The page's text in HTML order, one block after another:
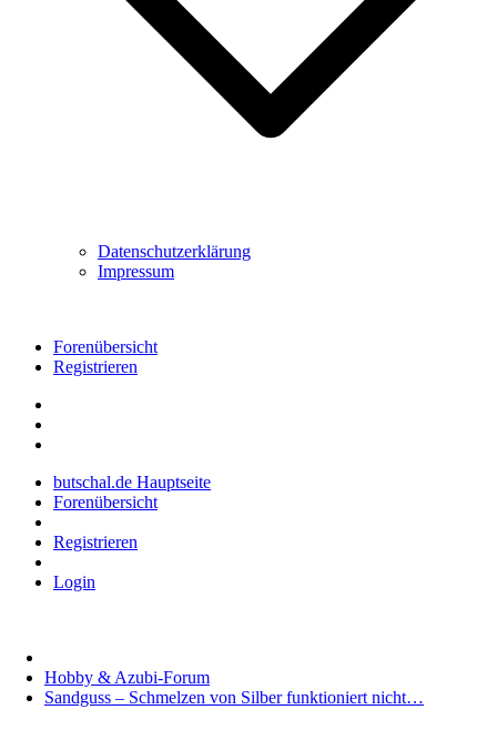
Datenschutzerklärung
Impressum
Forenübersicht
Registrieren
butschal.de Hauptseite
Forenübersicht
Registrieren
Login
Hobby & Azubi-Forum
Sandguss – Schmelzen von Silber funktioniert nicht…